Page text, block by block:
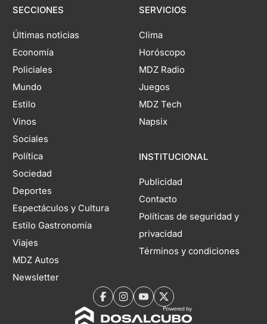
SECCIONES
Últimas noticias
Economía
Policiales
Mundo
Estilo
Vinos
Sociales
Política
Sociedad
Deportes
Espectáculos y Cultura
Estilo Gastronomía
Viajes
MDZ Autos
Newsletter
SERVICIOS
Clima
Horóscopo
MDZ Radio
Juegos
MDZ Tech
Napsix
INSTITUCIONAL
Publicidad
Contacto
Políticas de seguridad y
privacidad
Términos y condiciones